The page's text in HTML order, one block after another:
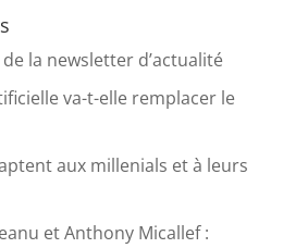
la newsletter d’actualité
va-t-elle remplacer le
aux millenials et à leurs
et Anthony Micallef :